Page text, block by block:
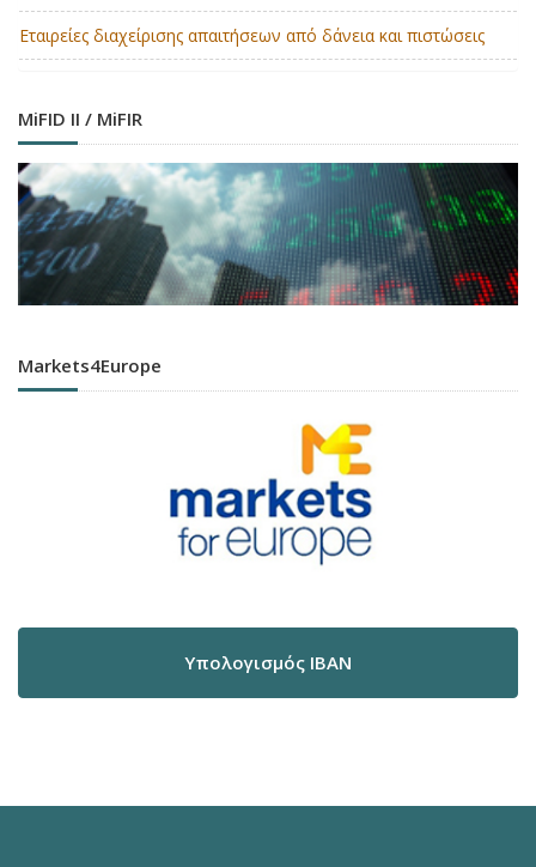
Εταιρείες διαχείρισης απαιτήσεων από δάνεια και πιστώσεις
MiFID II / MiFIR
Markets4Europe
Υπολογισμός IBAN